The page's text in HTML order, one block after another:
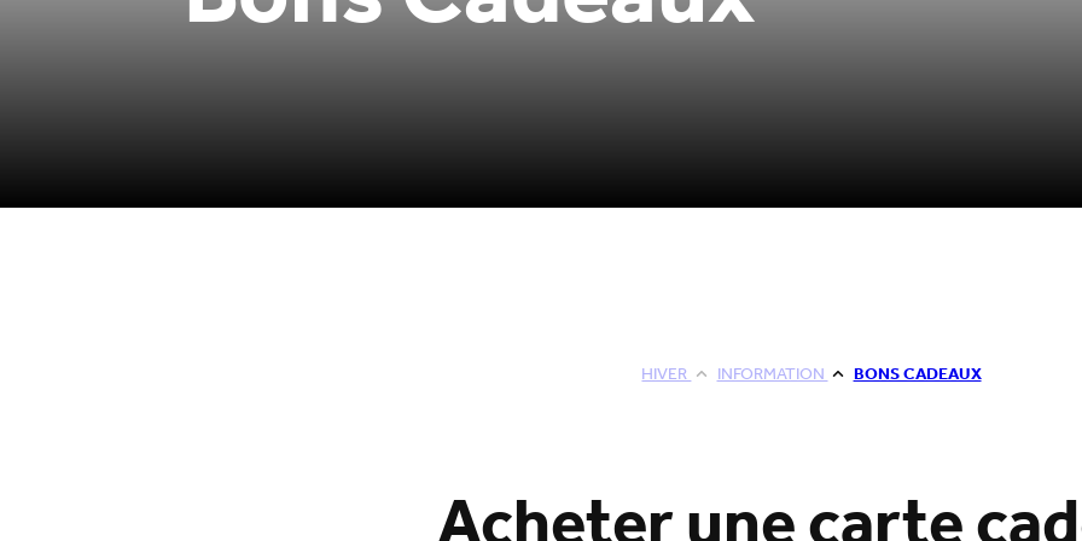
HIVER INFORMATION BONS CADEAUX